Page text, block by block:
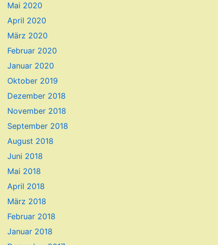
Mai 2020
April 2020
März 2020
Februar 2020
Januar 2020
Oktober 2019
Dezember 2018
November 2018
September 2018
August 2018
Juni 2018
Mai 2018
April 2018
März 2018
Februar 2018
Januar 2018